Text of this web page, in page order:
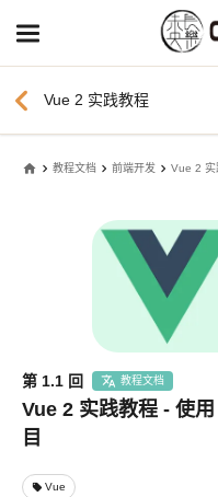
chevron_left Vue 2 实践教程
home 教程文档 前端开发 Vue 2 实
第 1.1 回 教程文档
Vue 2 实践教程 - 使
目
local_offer Vue